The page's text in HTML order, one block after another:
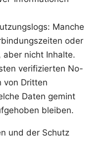
Manche
oder
nicht Inhalte.
verifizierten No-
von Dritten
Daten gemint
bleiben.
und der Schutz